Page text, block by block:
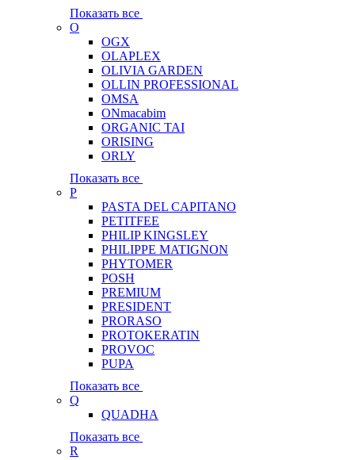
Показать все
O
OGX
OLAPLEX
OLIVIA GARDEN
OLLIN PROFESSIONAL
OMSA
ONmacabim
ORGANIC TAI
ORISING
ORLY
Показать все
P
PASTA DEL CAPITANO
PETITFEE
PHILIP KINGSLEY
PHILIPPE MATIGNON
PHYTOMER
POSH
PREMIUM
PRESIDENT
PRORASO
PROTOKERATIN
PROVOC
PUPA
Показать все
Q
QUADHA
Показать все
R